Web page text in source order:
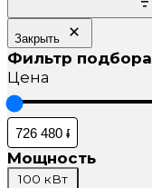
Закрыть
Фильтр подбора
Цена
Мощность
Мощность
100 кВт